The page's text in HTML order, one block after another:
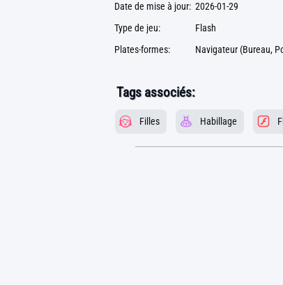
Date de mise à jour: 2026-01-29
Type de jeu:
Flash
Plates-formes:
Navigateur (Bureau,
Tags associés:
Filles Habillage